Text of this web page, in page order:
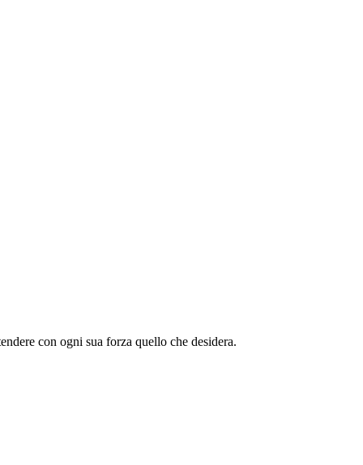
con ogni sua forza quello che desidera.